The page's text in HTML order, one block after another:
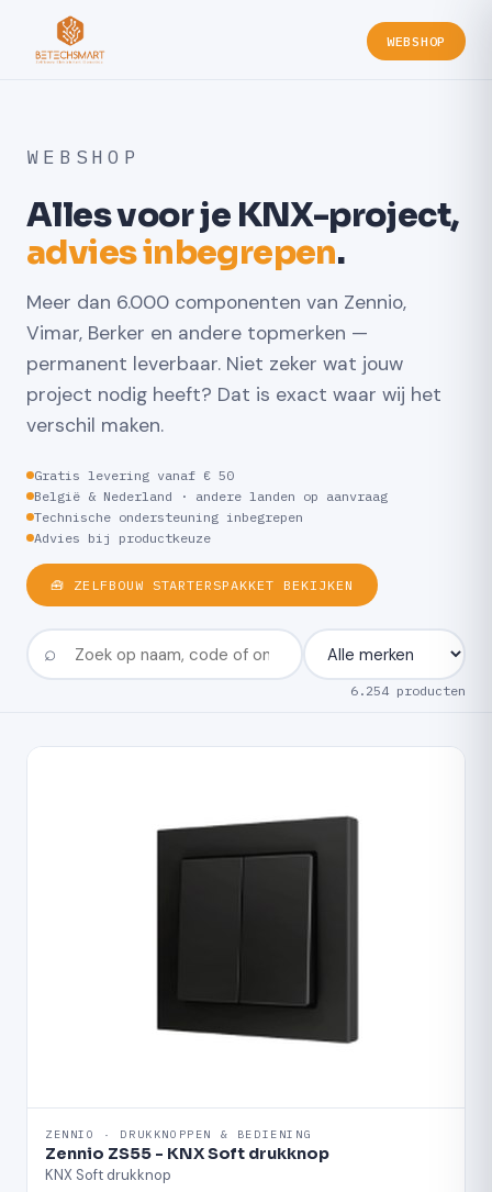
WEBSHOP
WEBSHOP
Alles voor je KNX-project,
advies inbegrepen.
Meer dan 6.000 componenten van Zennio,
Vimar, Berker en andere topmerken —
permanent leverbaar. Niet zeker wat jouw
project nodig heeft? Dat is exact waar wij het
verschil maken.
Gratis levering vanaf € 50
België & Nederland · andere landen op aanvraag
Technische ondersteuning inbegrepen
Advies bij productkeuze
🧰 ZELFBOUW STARTERSPAKKET BEKIJKEN
6.254 producten
ZENNIO · DRUKKNOPPEN & BEDIENING
Zennio ZS55 - KNX Soft drukknop
KNX Soft drukknop